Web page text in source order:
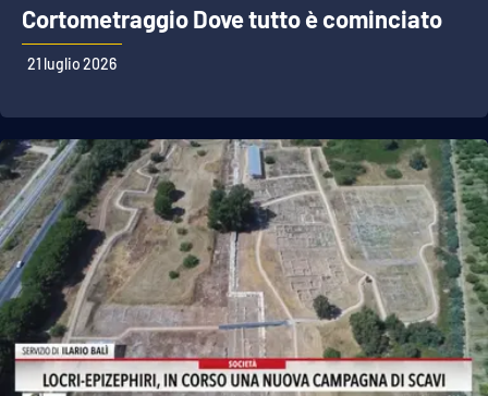
Cortometraggio Dove tutto è cominciato
21 luglio 2026